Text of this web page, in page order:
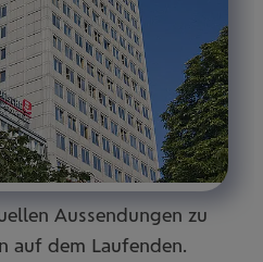
Aussendungen zu
auf dem Laufenden.